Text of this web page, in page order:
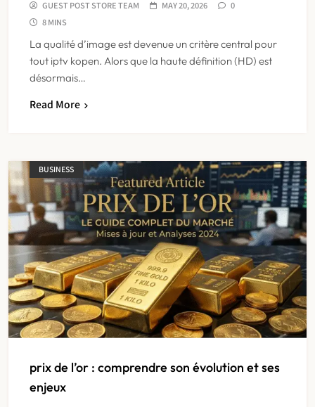
GUEST POST STORE TEAM MAY 20, 2026
0
8 MINS
La qualité d’image est devenue un critère central pour
tout iptv kopen. Alors que la haute définition (HD) est
désormais…
Read More
BUSINESS
prix de l’or : comprendre son évolution et ses
enjeux